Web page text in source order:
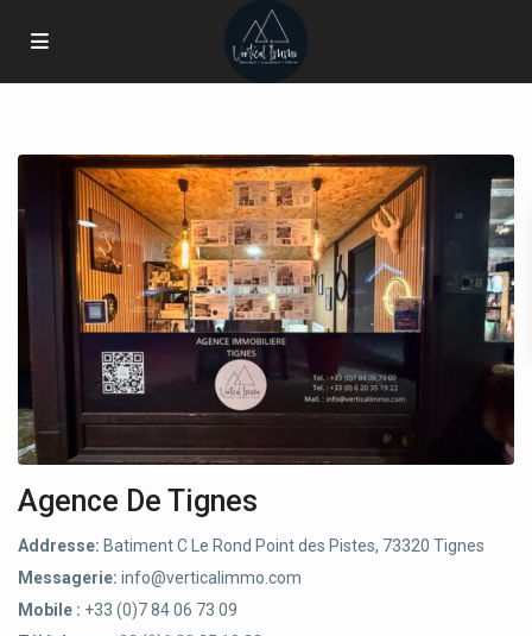
Agence De Tignes
Addresse: Batiment C Le Rond Point des Pistes, 73320 Tignes
Messagerie: info@verticalimmo.com
Mobile : +33 (0)7 84 06 73 09